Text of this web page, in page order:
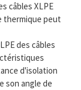
câbles XLPE
thermique peut
des câbles
d'isolation
son angle de